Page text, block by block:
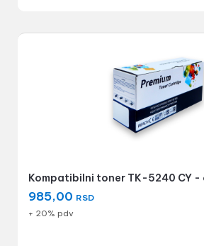
Kompatibilni toner TK-5240 CY -
985,00 RSD
+ 20% pdv